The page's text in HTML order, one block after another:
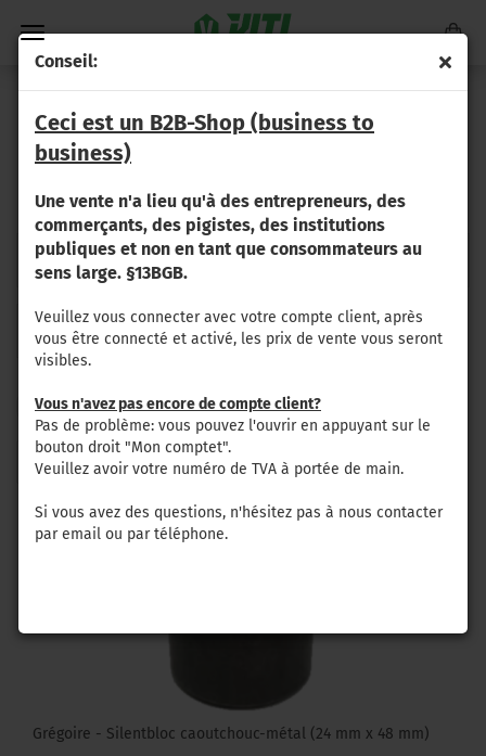
Conseil:
Ceci est un B2B-Shop (business to
business)
Une vente n'a lieu qu'à des entrepreneurs, des
commerçants, des pigistes, des institutions
publiques et non en tant que consommateurs au
sens large. §13BGB.
Veuillez vous connecter avec votre compte client, après
vous être connecté et activé, les prix de vente vous seront
visibles.
Vous n'avez pas encore de compte client?
Pas de problème: vous pouvez l'ouvrir en appuyant sur le
bouton droit "Mon comptet".
Veuillez avoir votre numéro de TVA à portée de main.
Si vous avez des questions, n'hésitez pas à nous contacter
par email ou par téléphone.
G 140 / G 151 / G 152 / G 160 / G 167
appropriées seront affichées.
G 140 G 140 SW G 151 G 152
G 160 G 167
Trier par
Trier par 8 par page
par page
« 1 ... 9 10 11 12
Grégoire - Silentbloc caoutchouc-métal (24 mm x 48 mm)